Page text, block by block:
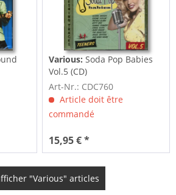
Various:Soda Pop Babies
Vol.5 (CD)
Art-Nr.: CDC760
Article doit être
commandé
15,95 € *
"Various" articles